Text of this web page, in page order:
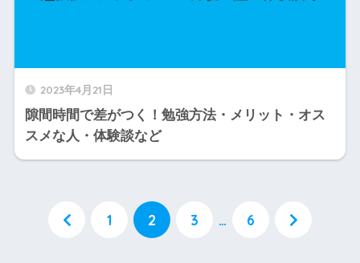
2023年4月21日
隙間時間で差がつく！勉強方法・メリット・オス
スメな人・体験談など
1 2 3 … 6